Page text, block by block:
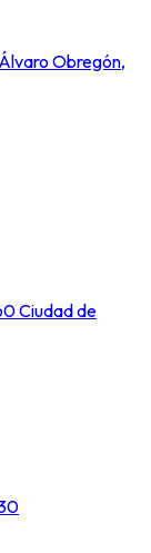
Obregón,
Ciudad de